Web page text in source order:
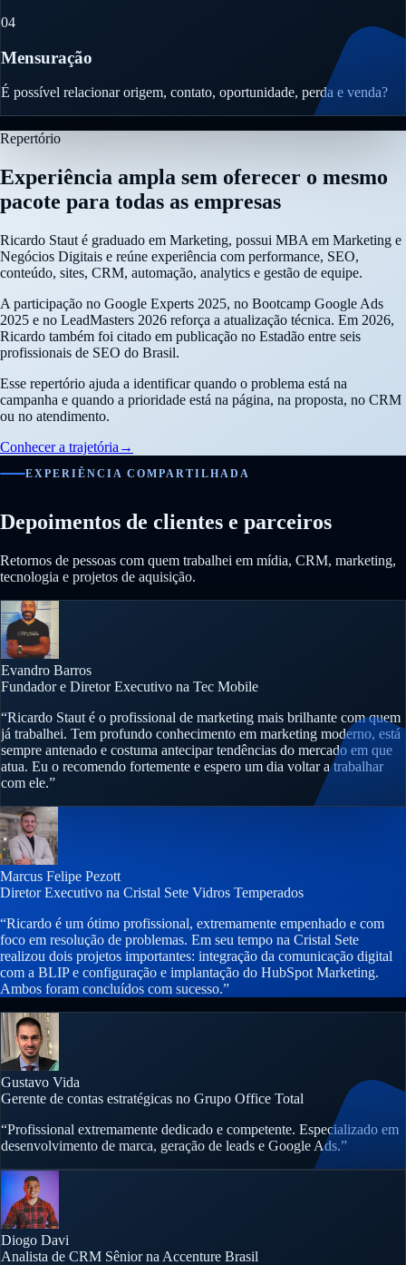
04
Mensuração
É possível relacionar origem, contato, oportunidade, perda e venda?
Repertório
Experiência ampla sem oferecer o mesmo
pacote para todas as empresas
Ricardo Staut é graduado em Marketing, possui MBA em Marketing e
Negócios Digitais e reúne experiência com performance, SEO,
conteúdo, sites, CRM, automação, analytics e gestão de equipe.
A participação no Google Experts 2025, no Bootcamp Google Ads
2025 e no LeadMasters 2026 reforça a atualização técnica. Em 2026,
Ricardo também foi citado em publicação no Estadão entre seis
profissionais de SEO do Brasil.
Esse repertório ajuda a identificar quando o problema está na
campanha e quando a prioridade está na página, na proposta, no CRM
ou no atendimento.
Conhecer a trajetória →
EXPERIÊNCIA COMPARTILHADA
Depoimentos de clientes e parceiros
Retornos de pessoas com quem trabalhei em mídia, CRM, marketing,
tecnologia e projetos de aquisição.
Evandro Barros
Fundador e Diretor Executivo na Tec Mobile
“Ricardo Staut é o profissional de marketing mais brilhante com quem
já trabalhei. Tem profundo conhecimento em marketing moderno, está
sempre antenado e costuma antecipar tendências do mercado em que
atua. Eu o recomendo fortemente e espero um dia voltar a trabalhar
com ele.”
Marcus Felipe Pezott
Diretor Executivo na Cristal Sete Vidros Temperados
“Ricardo é um ótimo profissional, extremamente empenhado e com
foco em resolução de problemas. Em seu tempo na Cristal Sete
realizou dois projetos importantes: integração da comunicação digital
com a BLIP e configuração e implantação do HubSpot Marketing.
Ambos foram concluídos com sucesso.”
Gustavo Vida
Gerente de contas estratégicas no Grupo Office Total
“Profissional extremamente dedicado e competente. Especializado em
desenvolvimento de marca, geração de leads e Google Ads.”
Diogo Davi
Analista de CRM Sênior na Accenture Brasil